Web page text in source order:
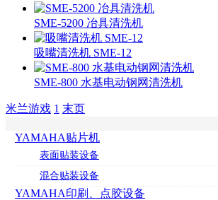
SME-5200 冶具清洗机
吸嘴清洗机 SME-12
SME-800 水基电动钢网清洗机
米兰游戏 1 末页
YAMAHA贴片机
表面贴装设备
混合贴装设备
YAMAHA印刷、点胶设备